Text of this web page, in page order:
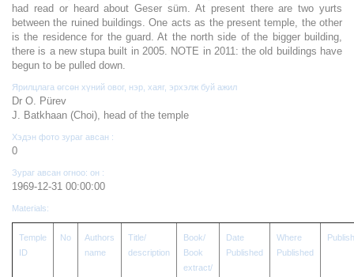
had read or heard about Geser süm. At present there are two yurts
between the ruined buildings. One acts as the present temple, the other
is the residence for the guard. At the north side of the bigger building,
there is a new stupa built in 2005. NOTE in 2011: the old buildings have
begun to be pulled down.
Ярилцлага өгсөн хүний овог, нэр, хаяг, эрхэлж буй ажил
Dr O. Pürev
J. Batkhaan (Choi), head of the temple
Хэдэн фото зураг авсан :
0
Зураг авсан огноо: он :
1969-12-31 00:00:00
Materials:
Temple
ID
No
Authors
name
Title/
description
Book/
Book
extract/
Date
Published
Where
Published